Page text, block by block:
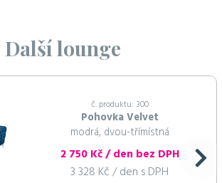
Další lounge
č. produktu: 300
Pohovka Velvet
modrá, dvou-třímístná
2 750 Kč / den bez DPH
3 328 Kč / den s DPH